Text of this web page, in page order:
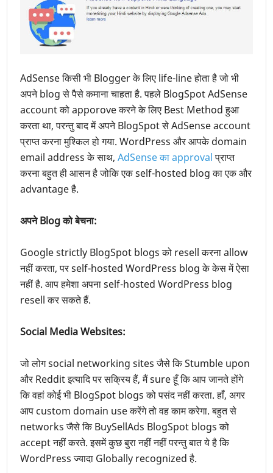
AdSense किसी भी Blogger के लिए life-line होता है जो भी
अपने blog से पैसे कमाना चाहता है. पहले BlogSpot AdSense
account को apporove करने के लिए Best Method हुआ
करता था, परन्तु बाद में अपने BlogSpot से AdSense account
प्राप्त करना मुश्किल हो गया. WordPress और आपके domain
email address के साथ, AdSense का approvalप्राप्त
करना बहुत ही आसन है जोकि एक self-hosted blog का एक और
advantage है.
अपने Blog को बेचना:
Google strictly BlogSpot blogs को resell करना allow
नहीं करता, पर self-hosted WordPress blog के केस में ऐसा
नहीं है. आप हमेशा अपना self-hosted WordPress blog
resell कर सकते हैं.
Social Media Websites:
जो लोग social networking sites जैसे कि Stumble upon
और Reddit इत्यादि परसक्रियहैं, मैं sure हूँ कि आप जानते होंगे
कि वहां कोई भी BlogSpot blogs को पसंद नहीं करता. हाँ, अगर
आप custom domain use करेंगे तो वह काम करेगा. बहुत से
networks जैसे कि BuySellAds BlogSpot blogs को
accept नहीं करते. इसमें कुछ बुरा नहीं नहीं परन्तु बात ये है कि
WordPress ज्यादा Globally recognized है.